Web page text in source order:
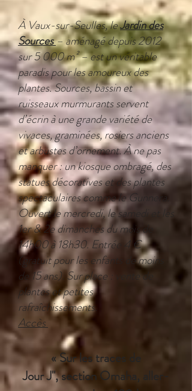
À Vaux-sur-Seulles, leJardin des
Sources– aménagé depuis 2012
sur 5 000 m² – est un véritable
paradis pour les amoureux des
plantes. Sources, bassin et
ruisseaux murmurants servent
d’écrin à une grande variété de
vivaces, graminées, rosiers anciens
et arbustes d’ornement. À ne pas
manquer : un kiosque ombragé, des
statues décoratives et des plantes
spectaculaires comme le Gunnera.
Ouvert le mercredi, le samedi et les
1er & 2e dimanches du mois de
14h00 à 18h30. Entrée 4 €
(gratuit pour les enfants de moins
de 15 ans). Sur place : vente de
plantes et petites
rafraîchissements.
Accès
« Sur les traces de
Jour J", section Omaha, aller-